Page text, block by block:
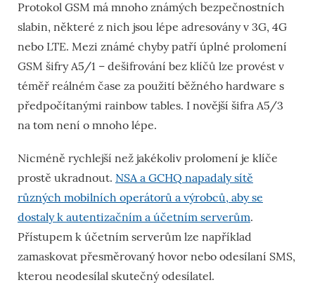
Protokol GSM má mnoho známých bezpečnostních
slabin, některé z nich jsou lépe adresovány v 3G, 4G
nebo LTE. Mezi známé chyby patří úplné prolomení
GSM šifry A5/1 – dešifrování bez klíčů lze provést v
téměř reálném čase za použití běžného hardware s
předpočítanými rainbow tables. I novější šifra A5/3
na tom není o mnoho lépe.
Nicméně rychlejší než jakékoliv prolomení je klíče
prostě ukradnout. NSA a GCHQ napadaly sítě
různých mobilních operátorů a výrobců, aby se
dostaly k autentizačním a účetním serverům.
Přístupem k účetním serverům lze například
zamaskovat přesměrovaný hovor nebo odesílaní SMS,
kterou neodesílal skutečný odesílatel.